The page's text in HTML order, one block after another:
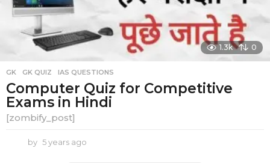
1.3k 0
GK ,GK QUIZ ,IAS QUESTIONS
Computer Quiz for Competitive
Exams in Hindi
[zombify_post]
by 5 years ago